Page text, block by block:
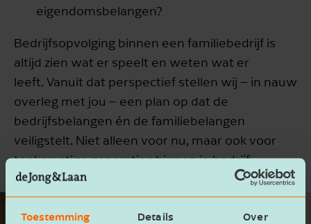
Toestemming Details Over
eigendomsbelangen?
Bedrijfsopvolging binnen een familiebedrijf is
altijd zien wat er speelt en weten wat er
leeft. Vanuit dat perspectief stellen wij – in nauw
overleg met jou – een plan op dat de
bedrijfsbelangen én de familiebelangen
veiligstelt. Niet alleen voor nu, maar ook voor
toekomstige generaties binnen je bedrijf.